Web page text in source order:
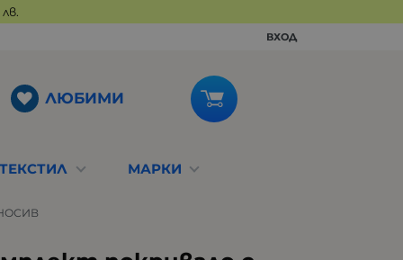
ВХОД
ЛЮБИМИ
ТЕКСТИЛ МАРКИ